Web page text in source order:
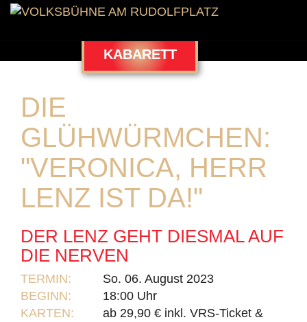
KABARETT
DIE
GLÜHWÜRMCHEN:
"VERONICA, HERR
LENZ IST DA!"
DER LENZ GEHT DIESMAL AUF
DIE NERVEN
TERMIN:
So. 06. August 2023
BEGINN:
18:00 Uhr
KARTEN:
ab 29,90 € inkl. VRS-Ticket &